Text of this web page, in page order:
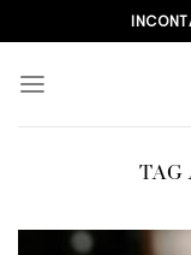
to
content
TAG